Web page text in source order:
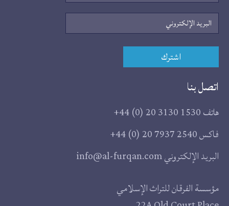
البريد
الإلكتروني
اشترك
اتصل بنا
هاتف+44 (0) 20 3130 1530
فاكس+44 (0) 20 7937 2540
البريد الإلكترونيinfo@al-furqan.com
مقر
مؤسسة الفرقان للتراث الإسلامي